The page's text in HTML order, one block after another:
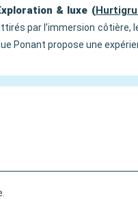
& luxe (
par l’immersion côtière,
Ponant propose une